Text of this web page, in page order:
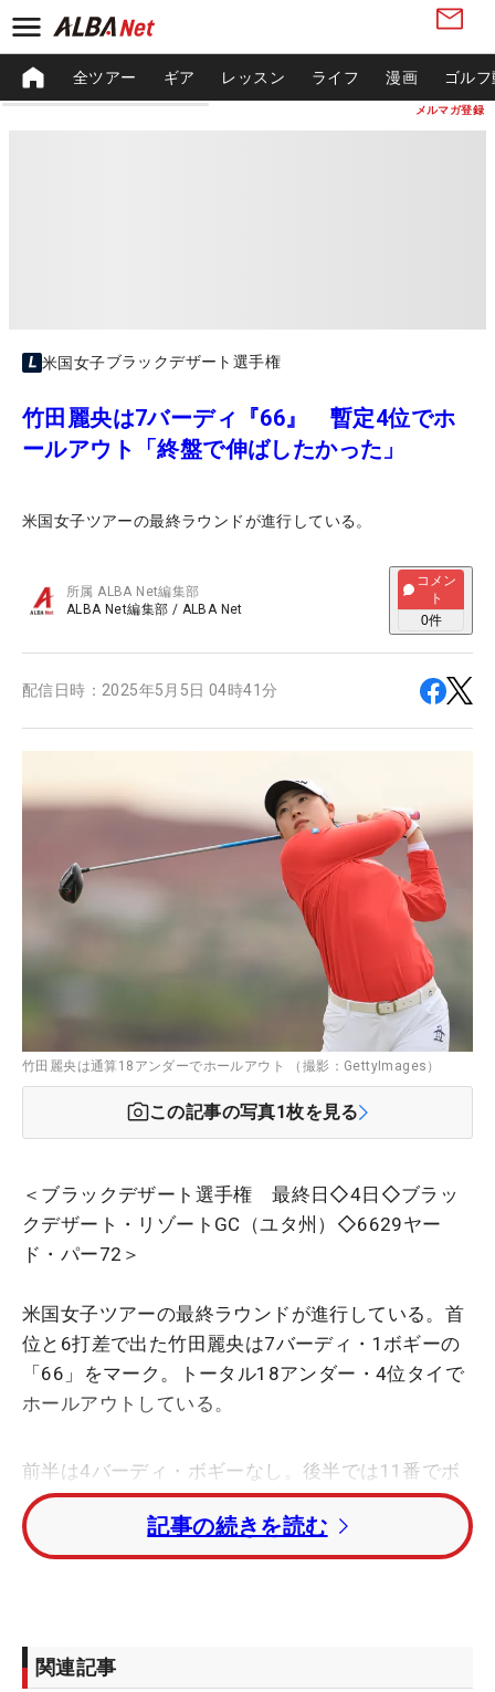
メルマガ登録
全ツアー ギア レッスン ライフ 漫画 ゴル
米国女子ブラックデザート選手権
竹田麗央は7バーディ『66』 暫定4位でホ
ールアウト「終盤で伸ばしたかった」
米国女子ツアーの最終ラウンドが進行している。
所属ALBA Net編集部
ALBA Net編集部 / ALBA Net
コメン
ト
0件
配信日時： 2025年5月5日 04時41分
竹田麗央は通算18アンダーでホールアウト （撮影：GettyImages）
この記事の写真1枚を見る
＜ブラックデザート選手権 最終日◇4日◇ブラッ
クデザート・リゾートGC（ユタ州）◇6629ヤー
ド・パー72＞
米国女子ツアーの最終ラウンドが進行している。首
位と6打差で出た竹田麗央は7バーディ・1ボギーの
「66」をマーク。トータル18アンダー・4位タイで
ホールアウトしている。
前半は4バーディ・ボギーなし。後半では11番でボ
ギーを喫したが、12番から3連続バーディで再浮
上。上位勢も伸ばしたため、現時点で首位と7打差
がついているが、3日連続の60台と堂々のスコアで
大会を放送するWOWOWのインタビューでは、「前
半からバーディが取れましたが、もう少し伸ばした
記事の続きを読む
関連記事